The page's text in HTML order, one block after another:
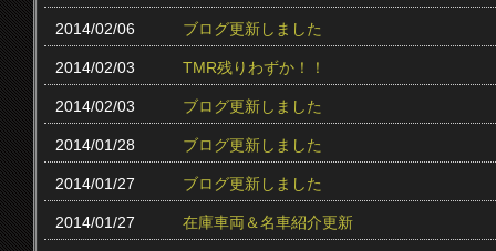
2014/02/06 ブログ更新しました
2014/02/03 TMR残りわずか！！
2014/02/03 ブログ更新しました
2014/01/28 ブログ更新しました
2014/01/27 ブログ更新しました
2014/01/27 在庫車両＆名車紹介更新